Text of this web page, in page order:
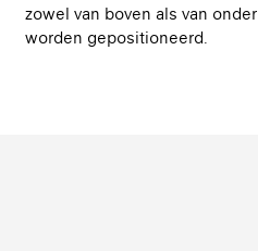
zowel van boven als van onder
worden gepositioneerd.